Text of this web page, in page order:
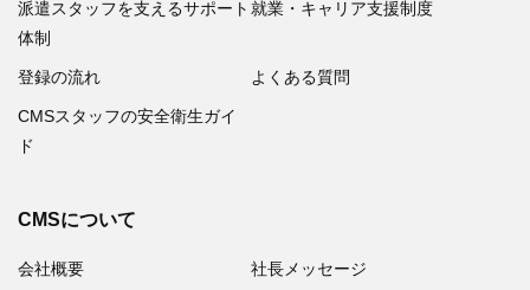
派遣スタッフを支えるサポート
体制
就業・キャリア支援制度
登録の流れ よくある質問
CMSスタッフの安全衛生ガイ
ド
CMSについて
会社概要 社長メッセージ